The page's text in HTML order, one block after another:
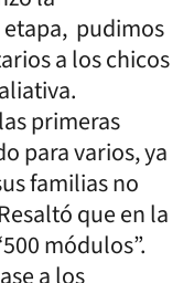
pudimos
a los chicos
primeras
para varios, ya
familias no
que en la
módulos”.